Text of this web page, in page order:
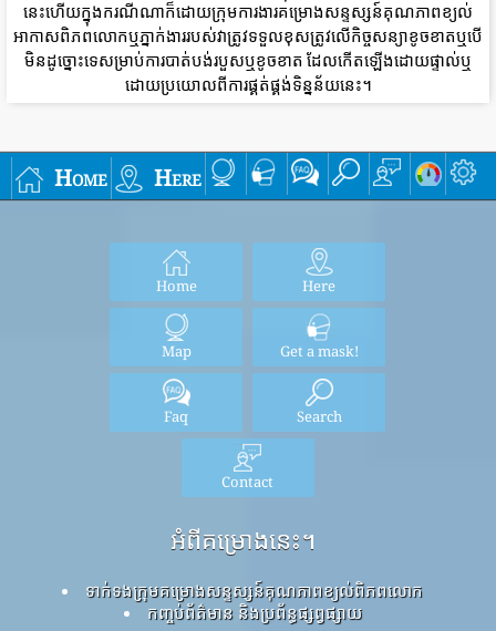
នេះហើយក្នុងករណីណាក៏ដោយក្រុមការងារគម្រោងសន្ទស្សន៍គុណភាពខ្យល់
អាកាសពិភពលោកឬភ្នាក់ងាររបស់វាត្រូវទទួលខុសត្រូវលើកិច្ចសន្យាខូចខាតឬបើ
មិនដូច្នោះទេសម្រាប់ការបាត់បង់របួសឬខូចខាត ដែលកើតឡើងដោយផ្ទាល់ឬ
ដោយប្រយោលពីការផ្គត់ផ្គង់ទិន្នន័យនេះ។
Home Here
Home Here
Map Get a mask!
Faq Search
Contact
អំពីគម្រោងនេះ។
ទាក់ទងក្រុមគម្រោងសន្ទស្សន៍គុណភាពខ្យល់ពិភពលោក
កញ្ចប់ព័ត៌មាន និងប្រព័ន្ធផ្សព្វផ្សាយ